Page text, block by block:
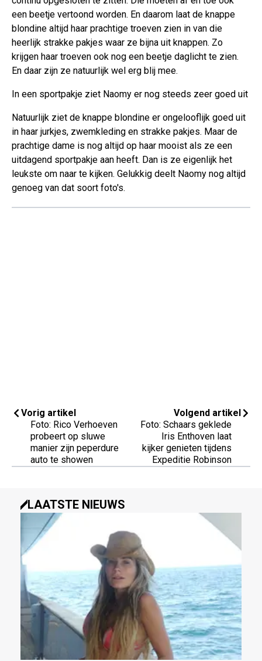
een beetje vertoond worden. En daarom laat de knappe
blondine altijd haar prachtige troeven zien in van die
heerlijk strakke pakjes waar ze bijna uit knappen. Zo
krijgen haar troeven ook nog een beetje daglicht te zien.
En daar zijn ze natuurlijk wel erg blij mee.
In een sportpakje ziet Naomy er nog steeds zeer goed uit
Natuurlijk ziet de knappe blondine er ongelooflijk goed uit
in haar jurkjes, zwemkleding en strakke pakjes. Maar de
prachtige dame is nog altijd op haar mooist als ze een
uitdagend sportpakje aan heeft. Dan is ze eigenlijk het
leukste om naar te kijken. Gelukkig deelt Naomy nog altijd
genoeg van dat soort foto's.
Vorig artikel
Foto: Rico Verhoeven
probeert op sluwe
manier zijn peperdure
auto te showen
Volgend artikel
Foto: Schaars geklede
Iris Enthoven laat
kijker genieten tijdens
Expeditie Robinson
LAATSTE NIEUWS